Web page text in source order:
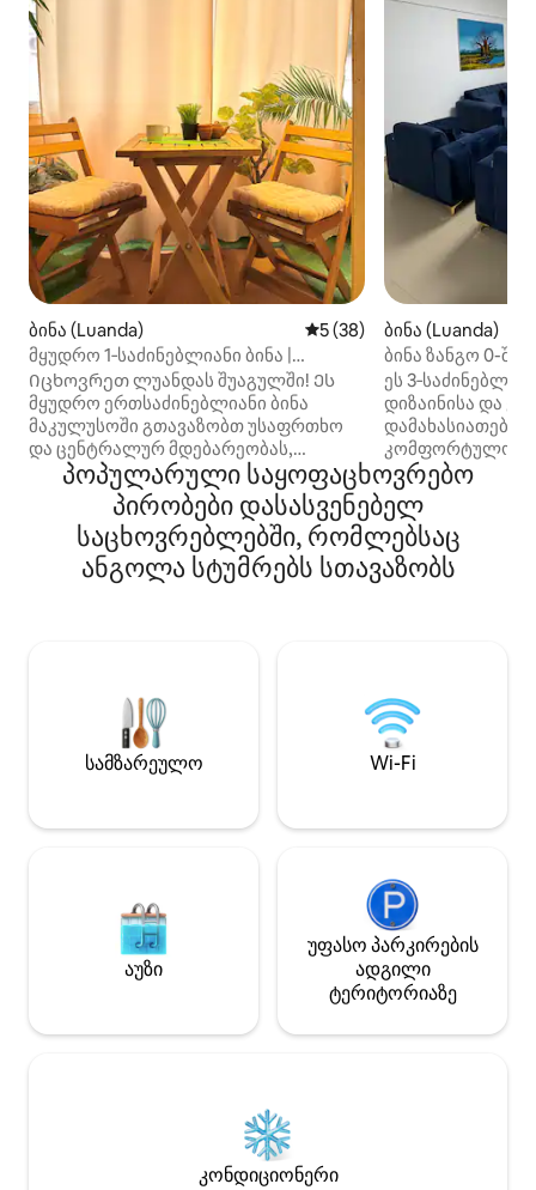
ბინა (Luanda) საშუალო შეფასებაა
5 (38)
მყუდრო 1‑საძინებლიანი ბინა |
ლუანდის ცენტრი | უსაფრთხო და
ცენტრალური მდებარეობა
Იცხოვრეთ ლუანდას შუაგულში! Ეს
მყუდრო ერთსაძინებლიანი ბინა
მაკულუსოში გთავაზობთ უსაფრთხო
და ცენტრალურ მდებარეობას,
რომელიც იდეალურია ქალაქის
დასათვალიერებლად.
Აეროპორტიდან 8 წუთის სავალზე და
ლუანდა-ბეიდან 7 წუთის სავალზე,
რესტორნებთან, კაფეებთან და
კულტურულ ღირსშესანიშნაობებთან
ეს იდეალური ადგილია
განტვირთვისთვის სამუშაო დღის ან
ღირსშესანიშნაობების
დათვალიერების შემდეგ — მარტივი,
ლუანდას ერთ-ერთ მთავარ უბანში.
ბინა (Luanda)
ბინა ზანგო 0-ში,
ეს
დიზაინისა და
სადაც
სადღეღამისო
საცხოვრებელი
აეროპორტთან
სრულად
სარეცხი
სავალზე.
ორგანიზება
გადასახადის
პოპულარული საყოფაცხოვრებო
პირობები დასასვენებელ
საცხოვრებლებში, რომლებსაც
ანგოლა სტუმრებს სთავაზობს
სამზარეულო Wi-Fi
აუზი
უფასო პარკირების
ადგილი
ტერიტორიაზე
კონდიციონერი